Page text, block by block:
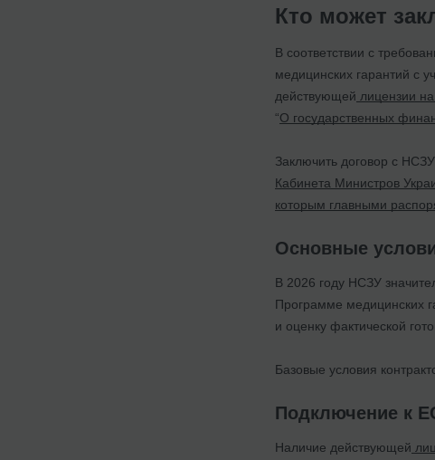
Кто может
В соответствии с
медицинских гарантий с
действующей лицензии
“О государственных
Заключить договор с
Кабинета Министров
которым главными
Основные
В 2026 году НСЗУ
Программе медицинских
и оценку фактической
Базовые условия
Подключение к
Наличие действующей